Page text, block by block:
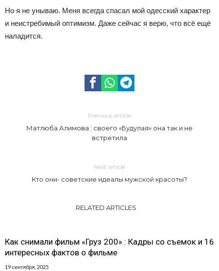
Но я не унываю. Меня всегда спасал мой одесский характер
и неистребимый оптимизм. Даже сейчас я верю, что всё ещё
наладится.
Previous article
Матлюба Алимова : своего «Будулая» она так и не
встретила
Next article
Кто они- советские идеалы мужской красоты?
RELATED ARTICLES
Как снимали фильм «Груз 200» : Кадры со съемок и 16
интересных фактов о фильме
19 сентября, 2025